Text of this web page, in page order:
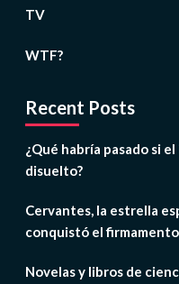
TV
WTF?
Recent Posts
¿Qué habría pasado si
disuelto?
Cervantes, la estrella
conquistó el firmamento
Novelas y libros de